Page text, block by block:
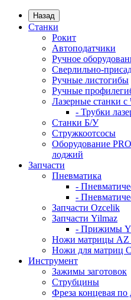
Назад
Станки
Рокит
Автоподатчики
Ручное
Сверлильно-
Ручные листогибы
Ручные
Лазерные станки
- Трубки
Станки Б/У
Стружкоотсосы
Оборудование
лоджий
Запчасти
Пневматика
-
-
Запчасти Ozcelik
Запчасти Yilmaz
- Прижимы
Ножи матрицы AZ
Ножи для матриц
Инструмент
Зажимы заготовок
Струбцины
Фреза концевая по